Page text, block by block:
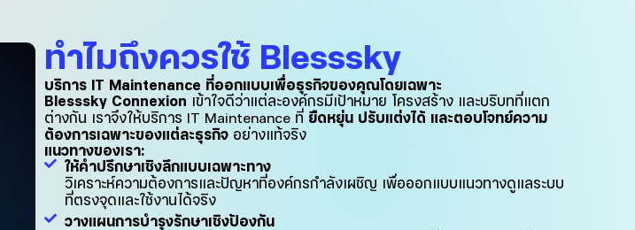
ทำไมถึงควรใช้ Blesssky
บริการ IT Maintenance ที่ออกแบบเพื่อธุรกิจของคุณโดยเฉพาะ
Blesssky Connexion เข้าใจดีว่าแต่ละองค์กรมีเป้าหมาย โครงสร้าง และบริบทที่แตก
ต่างกัน เราจึงให้บริการ IT Maintenance ที่ ยืดหยุ่น ปรับแต่งได้ และตอบโจทย์ความ
ต้องการเฉพาะของแต่ละธุรกิจ อย่างแท้จริง
แนวทางของเรา:
ให้คำปรึกษาเชิงลึกแบบเฉพาะทาง
วิเคราะห์ความต้องการและปัญหาที่องค์กรกำลังเผชิญ เพื่อออกแบบแนวทางดูแลระบบ
ที่ตรงจุดและใช้งานได้จริง
วางแผนการบำรุงรักษาเชิงป้องกัน